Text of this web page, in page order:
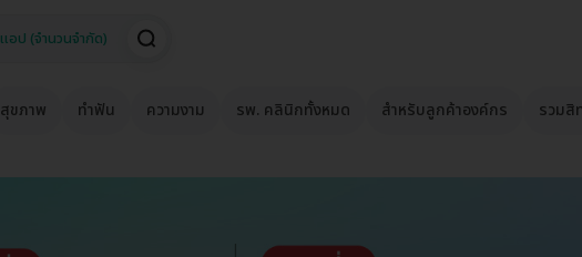
สุขภาพ ทำฟัน ความงาม รพ. คลินิกทั้งหมด สำหรับลูกค้าองค์กร รวมสิ